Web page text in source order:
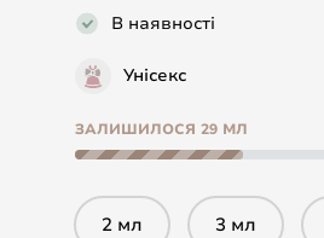
В наявності
Унісекс
ЗАЛИШИЛОСЯ 29 МЛ
2 мл 3 мл